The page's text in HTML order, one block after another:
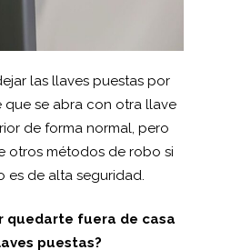
las llaves puestas por
que se abra con otra llave
de forma normal, pero
otros métodos de robo si
es de alta seguridad.
quedarte fuera de casa
puestas?